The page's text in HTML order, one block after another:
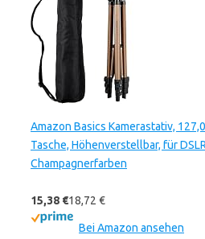
Amazon Basics Kamerastativ,
Tasche, Höhenverstellbar, für
Champagnerfarben
15,38 €18,72 €
Bei Amazon ansehen